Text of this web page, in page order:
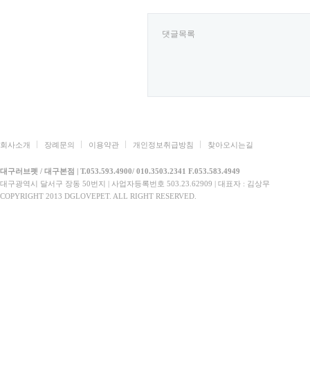
댓글목록
회사소개 장례문의 이용약관 개인정보취급방침 찾아오시는길
대구러브펫 / 대구본점 | T.053.593.4900/ 010.3503.2341 F.053.583.4949
대구광역시 달서구 장동 50번지 | 사업자등록번호 503.23.62909 | 대표자 : 김상무
COPYRIGHT 2013 DGLOVEPET. ALL RIGHT RESERVED.